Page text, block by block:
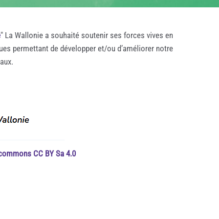
" La Wallonie a souhaité soutenir ses forces vives en
permettant de développer et/ou d’améliorer notre
CC BY Sa 4.0